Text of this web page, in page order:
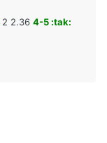
2 2.36 4-5 :tak: